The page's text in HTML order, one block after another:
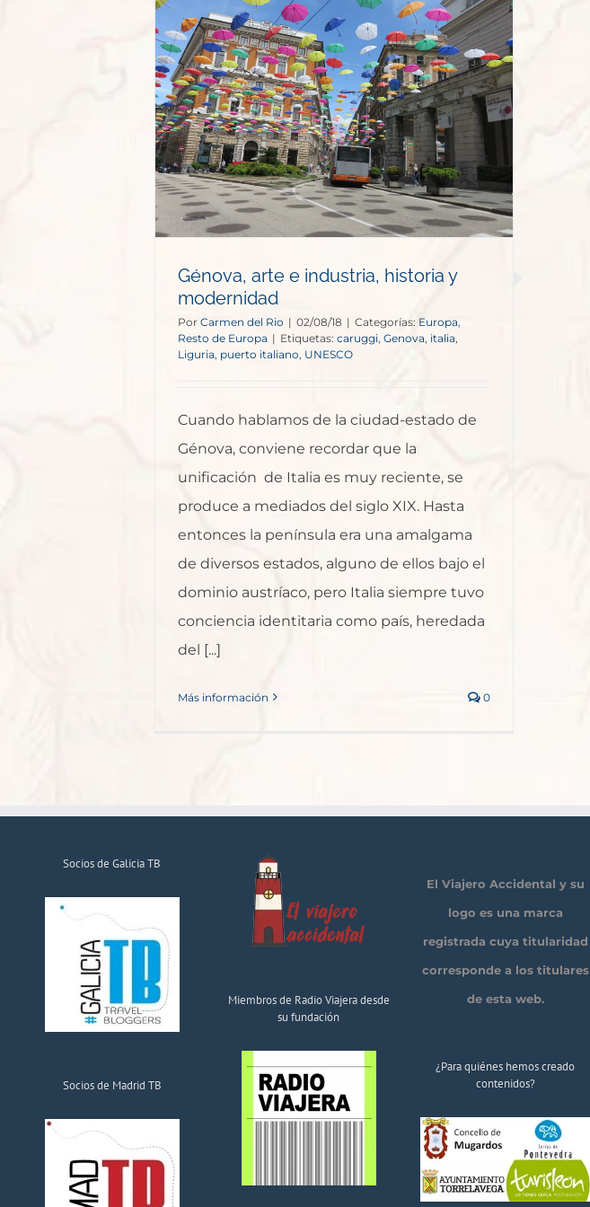
Génova, arte e industria, historia y
modernidad
Por Carmen del Rio | 02/08/18 | Categorías: Europa,
Resto de Europa | Etiquetas: caruggi Genova, italia
Liguria puerto italiano UNESCO
Cuando hablamos de la ciudad-estado de
Génova, conviene recordar que la
unificación de Italia es muy reciente, se
produce a mediados del siglo XIX. Hasta
entonces la península era una amalgama
de diversos estados, alguno de ellos bajo el
dominio austríaco, pero Italia siempre tuvo
conciencia identitaria como país, heredada
del [...]
Más información 0
Socios de Galicia TB
Socios de Madrid TB
Miembros de Radio Viajera desde
su fundación
El Viajero Accidental y su
logo es una marca
registrada cuya titularidad
corresponde a los titulares
de esta web.
¿Para quiénes hemos creado
contenidos?